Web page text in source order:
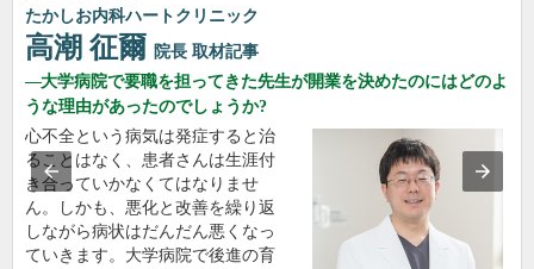
たかしお内科ハートクリニック
高潮 征爾 院長 取材記事
大学病院で要職を担ってきた先生が開業を決めたのにはどのよ
うな理由があったのでしょうか?
心不全という病気は発症すると治
ることはなく、患者さんは生涯付
き合っていかなくてはなりませ
ん。しかも、悪化と改善を繰り返
しながら病状はだんだん悪くなっ
ていきます。大学病院で後進の育